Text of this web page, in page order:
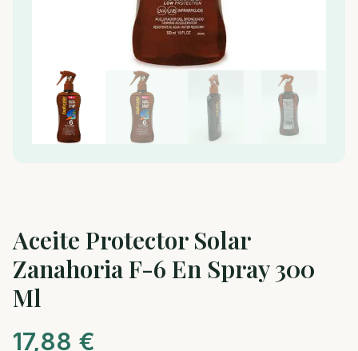
Aceite Protector Solar
Zanahoria F-6 En Spray 300
Ml
17,88 €